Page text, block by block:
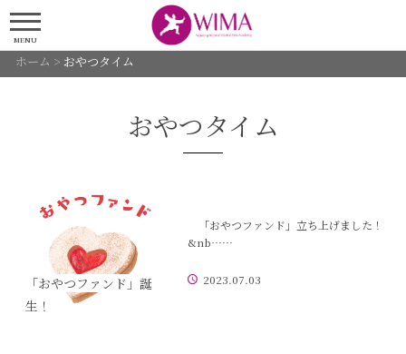
MENU
ホーム > おやつタイム
おやつタイム
「おやつファンド」誕
生！
「おやつファンド」立ち上げました！
&nb……
2023.07.03